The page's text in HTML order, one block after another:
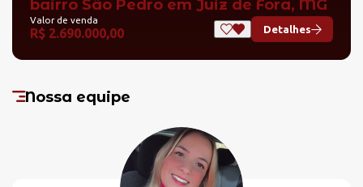
bairro São Pedro em Juiz de Fora, MG
Valor de venda
R$ 2.690.000,00 Detalhes
Nossa equipe